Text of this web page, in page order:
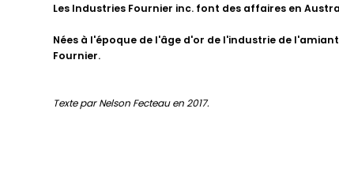
Les Industries Fournier inc. font des affaires en
Nées à l'époque de l'âge d'or de l'industrie de
Fournier.
Texte par Nelson Fecteau en 2017.